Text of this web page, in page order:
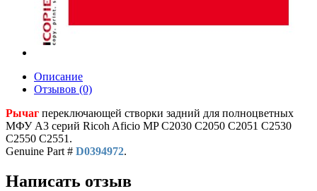
Описание
Отзывов (0)
Рычаг переключающей створки задний для полноцветных
МФУ A3 серий Ricoh Aficio MP С2030 С2050 С2051 С2530
С2550 С2551.
Genuine Part # D0394972.
Написать отзыв